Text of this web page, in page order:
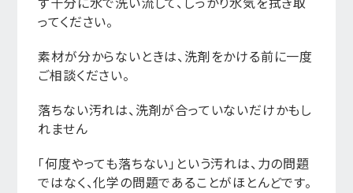
ってください。
素材が分からないときは、洗剤をかける前に一度
ご相談ください。
落ちない汚れは、洗剤が合っていないだけかもし
れません
「何度やっても落ちない」という汚れは、力の問題
ではなく、化学の問題であることがほとんどです。